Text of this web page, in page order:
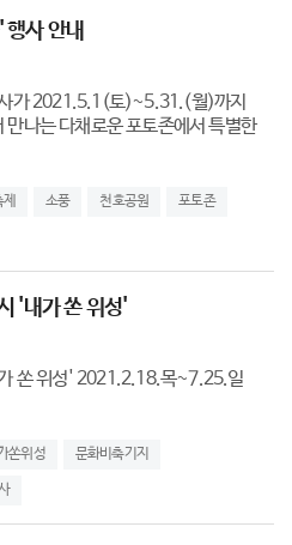
사 안내
가 2021.5.1(토)~5.31.(월)까지
나는 다채로운 포토존에서 특별한
소풍 천호공원 포토존
'내가 쏜 위성'
쏜 위성' 2021.2.18.목~7.25.일
쏜위성 문화비축기지